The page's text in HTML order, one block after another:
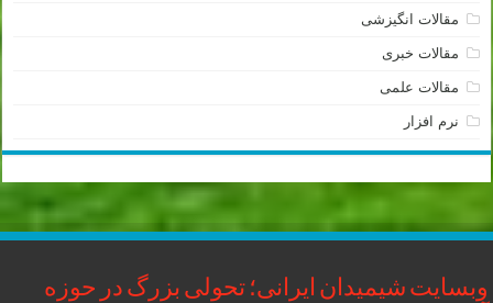
مقالات انگیزشی
مقالات خبری
مقالات علمی
نرم افزار
وبسایت شیمیدان ایرانی؛ تحولی بزرگ در حوزه